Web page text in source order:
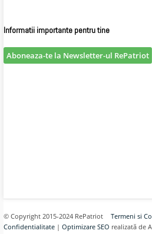
Informatii importante pentru tine
Aboneaza-te la Newsletter-ul RePatriot
© Copyright 2015-2024 RePatriot Termeni si
Confidentialitate | Optimizare SEO realizată de